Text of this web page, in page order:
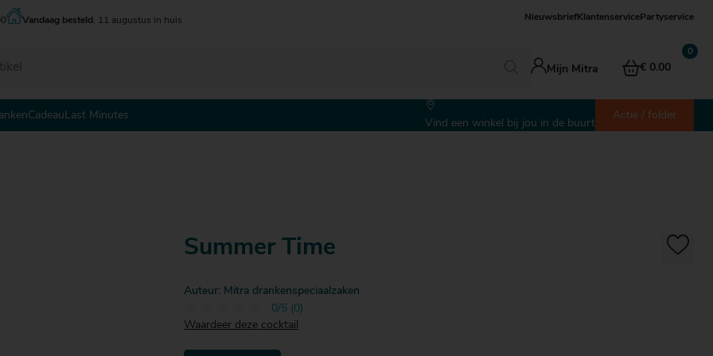
Vandaag besteld , 11 augustus in huis Nieuwsbrief KlantenservicePartyservice
Mijn Mitra € 0.00
Cadeau Last Minutes
Vind een winkel bij jou in de buurt
Actie / folder
Summer Time
Auteur: Mitra drankenspeciaalzaken
0/5 (0)
Waardeer deze cocktail